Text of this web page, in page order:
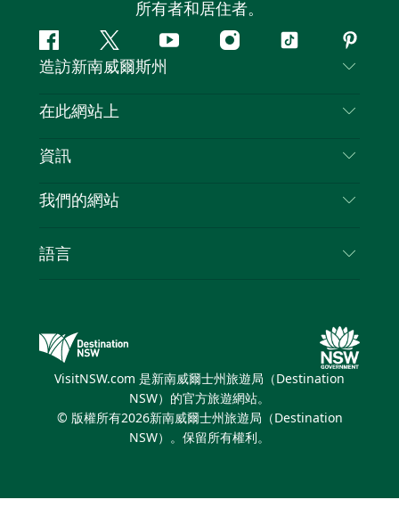
所有者和居住者。
Facebook嘰
嘰
喳
Youtube Instagram
抖
造訪新南威爾斯州
聯絡我們
隱私
Cookie 通知
在此網站上
目的地
新南威爾士州公路旅行
活動
資訊
旅行資訊
新南威爾士州的商業
我們的網站
新南威爾士州旅遊局（Destination NSW）媒體中
繽紛雪梨燈光音樂節
語言
VisitNSW.com 是新南威爾士州旅遊局（Destination
NSW）的官方旅遊網站。
© 版權所有2026新南威爾士州旅遊局（Destination
NSW）。保留所有權利。